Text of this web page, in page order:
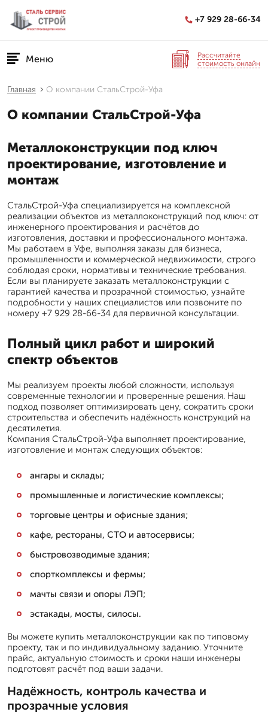
+7 929 28-66-34
Меню
Рассчитайте
стоимость онлайн
Главная О компании СтальСтрой-Уфа
О компании СтальСтрой-Уфа
Металлоконструкции под ключ
проектирование, изготовление и
монтаж
СтальСтрой-Уфа специализируется на комплексной
реализации объектов из металлоконструкций под ключ: от
инженерного проектирования и расчётов до
изготовления, доставки и профессионального монтажа.
Мы работаем в Уфе, выполняя заказы для бизнеса,
промышленности и коммерческой недвижимости, строго
соблюдая сроки, нормативы и технические требования.
Если вы планируете заказать металлоконструкции с
гарантией качества и прозрачной стоимостью, узнайте
подробности у наших специалистов или позвоните по
номеру +7 929 28-66-34 для первичной консультации.
Полный цикл работ и широкий
спектр объектов
Мы реализуем проекты любой сложности, используя
современные технологии и проверенные решения. Наш
подход позволяет оптимизировать цену, сократить сроки
строительства и обеспечить надёжность конструкций на
десятилетия.
Компания СтальСтрой-Уфа выполняет проектирование,
изготовление и монтаж следующих объектов:
ангары и склады;
промышленные и логистические комплексы;
торговые центры и офисные здания;
кафе, рестораны, СТО и автосервисы;
быстровозводимые здания;
спорткомплексы и фермы;
мачты связи и опоры ЛЭП;
эстакады, мосты, силосы.
Вы можете купить металлоконструкции как по типовому
проекту, так и по индивидуальному заданию. Уточните
прайс, актуальную стоимость и сроки наши инженеры
подготовят расчёт под ваши задачи.
Надёжность, контроль качества и
прозрачные условия